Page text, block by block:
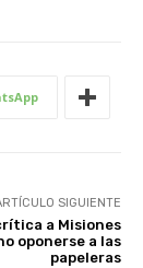
SIGUIENTE
a Misiones
oponerse a las
papeleras